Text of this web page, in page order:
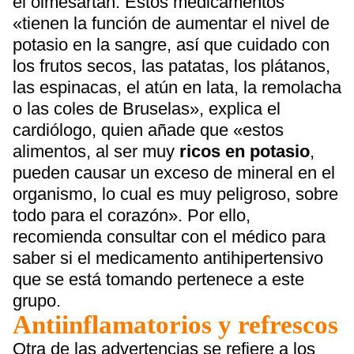
«tienen la función de aumentar el nivel de
potasio en la sangre, así que cuidado con
los frutos secos, las patatas, los plátanos,
las espinacas, el atún en lata, la remolacha
o las coles de Bruselas», explica el
cardiólogo, quien añade que «estos
alimentos, al ser muy ricos en potasio,
pueden causar un exceso de mineral en el
organismo, lo cual es muy peligroso, sobre
todo para el corazón». Por ello,
recomienda consultar con el médico para
saber si el medicamento antihipertensivo
que se está tomando pertenece a este
grupo.
Antiinflamatorios y refrescos
Otra de las advertencias se refiere a los